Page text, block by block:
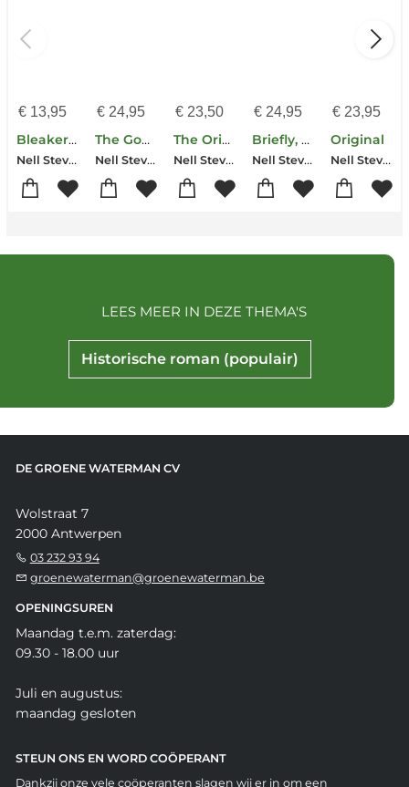
€13,95
Bleaker House
Nell Stevens
€24,95
The Good Time
Nell Stevens
€ 23,50
The Original
Nell Stevens
€ 24,95
Briefly, A Delicious Life
Nell Stevens
€ 23,95
Original
Nell Stevens
Historische roman (populair)
LEES MEER IN DEZE THEMA'S
DE GROENE WATERMAN CV
Wolstraat 7
2000 Antwerpen
03 232 93 94
groenewaterman@groenewaterman.be
OPENINGSUREN
Maandag t.e.m. zaterdag:
09.30 - 18.00 uur
Juli en augustus:
maandag gesloten
STEUN ONS EN WORD COÖPERANT
Dankzij onze vele coöperanten slagen wij er in om een